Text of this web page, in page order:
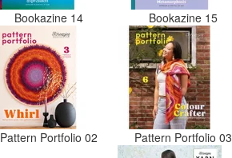
Bookazine 14 Bookazine 15
Pattern Portfolio 02 Pattern Portfolio 03